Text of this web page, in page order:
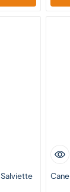
Salviette Cane